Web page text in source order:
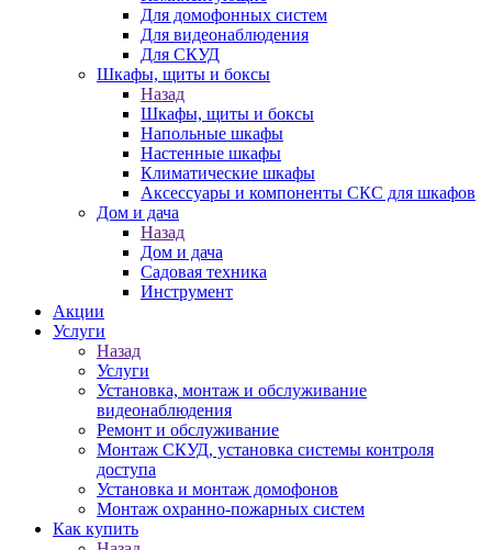
Для домофонных систем
Для видеонаблюдения
Для СКУД
Шкафы, щиты и боксы
Назад
Шкафы, щиты и боксы
Напольные шкафы
Настенные шкафы
Климатические шкафы
Аксессуары и компоненты СКС для шкафов
Дом и дача
Назад
Дом и дача
Садовая техника
Инструмент
Акции
Услуги
Назад
Услуги
Установка, монтаж и обслуживание
видеонаблюдения
Ремонт и обслуживание
Монтаж СКУД, установка системы контроля
доступа
Установка и монтаж домофонов
Монтаж охранно-пожарных систем
Как купить